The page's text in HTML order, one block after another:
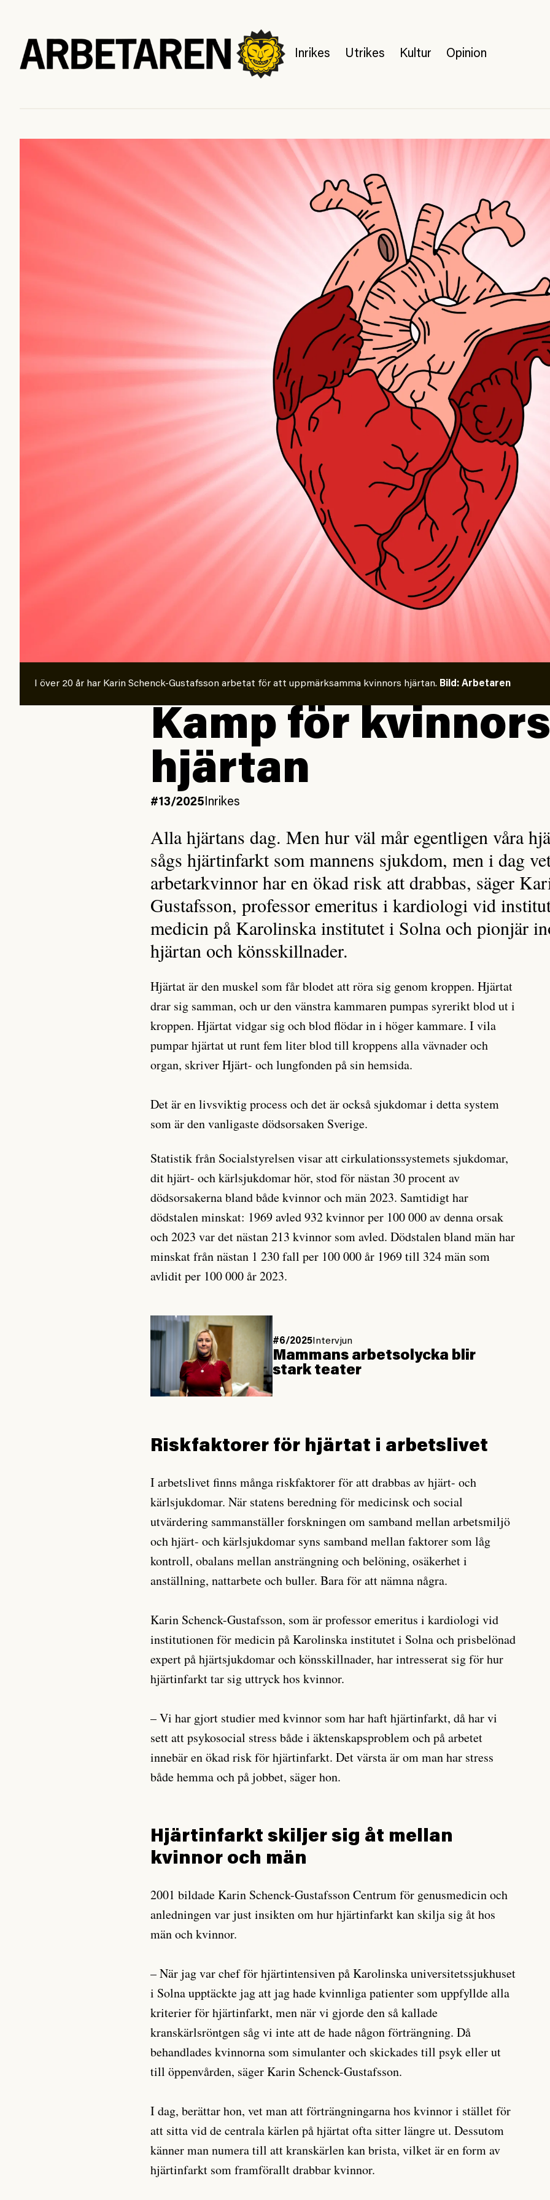
Inrikes Utrikes Kultur Opinion
I över 20 år har Karin Schenck-Gustafsson arbetat för att uppmärksamma kvinnors hjärtan. Bild: Arbetaren
Kamp för
hjärtan
#13/2025Inrikes
Alla hjärtans dag. Men hur väl mår egentligen våra
sågs hjärtinfarkt som mannens sjukdom, men i dag
arbetarkvinnor har en ökad risk att drabbas, säger
Gustafsson, professor emeritus i kardiologi vid
medicin på Karolinska institutet i Solna och pionjär
hjärtan och könsskillnader.
Hjärtat är den muskel som får blodet att röra sig genom kroppen. Hjärtat
drar sig samman, och ur den vänstra kammaren pumpas syrerikt blod ut i
kroppen. Hjärtat vidgar sig och blod flödar in i höger kammare. I vila
pumpar hjärtat ut runt fem liter blod till kroppens alla vävnader och
organ, skriver Hjärt- och lungfonden på sin hemsida.
Det är en livsviktig process och det är också sjukdomar i detta system
som är den vanligaste dödsorsaken Sverige.
Statistik från Socialstyrelsen visar att cirkulationssystemets sjukdomar,
dit hjärt- och kärlsjukdomar hör, stod för nästan 30 procent av
dödsorsakerna bland både kvinnor och män 2023. Samtidigt har
dödstalen minskat: 1969 avled 932 kvinnor per 100 000 av denna orsak
och 2023 var det nästan 213 kvinnor som avled. Dödstalen bland män har
minskat från nästan 1 230 fall per 100 000 år 1969 till 324 män som
avlidit per 100 000 år 2023.
#6/2025 Intervjun
Mammans arbetsolycka blir
stark teater
Riskfaktorer för hjärtat i arbetslivet
I arbetslivet finns många riskfaktorer för att drabbas av hjärt- och
kärlsjukdomar. När statens beredning för medicinsk och social
utvärdering sammanställer forskningen om samband mellan arbetsmiljö
och hjärt- och kärlsjukdomar syns samband mellan faktorer som låg
kontroll, obalans mellan ansträngning och belöning, osäkerhet i
anställning, nattarbete och buller. Bara för att nämna några.
Karin Schenck-Gustafsson, som är professor emeritus i kardiologi vid
institutionen för medicin på Karolinska institutet i Solna och prisbelönad
expert på hjärtsjukdomar och könsskillnader, har intresserat sig för hur
hjärtinfarkt tar sig uttryck hos kvinnor.
– Vi har gjort studier med kvinnor som har haft hjärtinfarkt, då har vi
sett att psykosocial stress både i äktenskapsproblem och på arbetet
innebär en ökad risk för hjärtinfarkt. Det värsta är om man har stress
både hemma och på jobbet, säger hon.
Hjärtinfarkt skiljer sig åt mellan
kvinnor och män
2001 bildade Karin Schenck-Gustafsson Centrum för genusmedicin och
anledningen var just insikten om hur hjärtinfarkt kan skilja sig åt hos
män och kvinnor.
– När jag var chef för hjärtintensiven på Karolinska universitetssjukhuset
i Solna upptäckte jag att jag hade kvinnliga patienter som uppfyllde alla
kriterier för hjärtinfarkt, men när vi gjorde den så kallade
kranskärlsröntgen såg vi inte att de hade någon förträngning. Då
behandlades kvinnorna som simulanter och skickades till psyk eller ut
till öppenvården, säger Karin Schenck-Gustafsson.
I dag, berättar hon, vet man att förträngningarna hos kvinnor i stället för
att sitta vid de centrala kärlen på hjärtat ofta sitter längre ut. Dessutom
känner man numera till att kranskärlen kan brista, vilket är en form av
hjärtinfarkt som framförallt drabbar kvinnor.